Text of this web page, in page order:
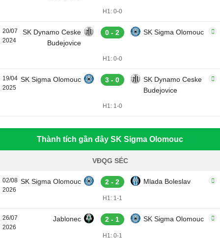
H1: 0-0
20/07
2024
SK Dynamo Ceske
Budejovice
0 - 2 SK Sigma Olomouc
H1: 0-0
19/04
2025
SK Sigma Olomouc 3 - 0
SK Dynamo Ceske
Budejovice
H1: 1-0
Thành tích gần đây SK Sigma Olomouc
VĐQG SÉC
02/08
2026
SK Sigma Olomouc 2 - 2 Mlada Boleslav
H1: 1-1
26/07
2026
Jablonec 2 - 1 SK Sigma Olomouc
H1: 0-1